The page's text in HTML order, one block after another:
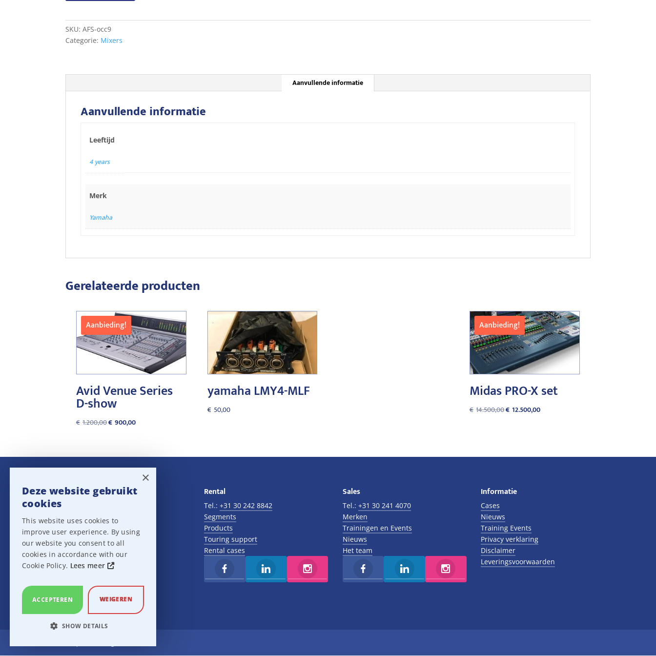
mcab
SKU:AFS-occ9
Categorie: Mixers
Aanvullende informatie
Aanvullende informatie
Leeftijd
4 years
Merk
Yamaha
Gerelateerde producten
Aanbieding!
Avid Venue Series
D-show
€ 1.200,00Oorspronkelijke
€1.200,00.
€ 900,00Huidige
€900,00.
Aanbieding!
Midas PRO-X set
€ 14.500,00Oorspronkelijke
€ 12.500,00Huidige
yamaha LMY4-MLF
€ 50,00
Navigatie
About us
Het team
Support
Sitemap
Cookie Settings
Rental
Tel.: +31 30 242 8842
Segments
Products
Touring support
Rental cases
Sales
Tel.: +31 30 241 4070
Merken
Trainingen en Events
Nieuws
Het team
Informatie
Cases
Nieuws
Training Events
Privacy verklaring
Disclaimer
Leveringsvoorwaarden
×
Deze website gebruikt
cookies
This website uses cookies to
improve user experience. By using
our website you consent to all
cookies in accordance with our
Cookie Policy. Lees meer
ACCEPTEREN WEIGEREN
SHOW DETAILS
STRICTLY NECESSARY